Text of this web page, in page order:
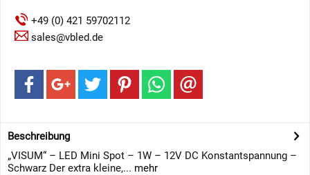
+49 (0) 421 59702112
sales@vbled.de
Beschreibung
„VISUM“ – LED Mini Spot – 1W – 12V DC Konstantspannung –
Schwarz Der extra kleine,... mehr